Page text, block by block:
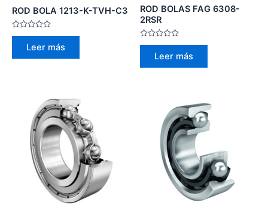
ROD BOLA 1213-K-TVH-C3
Valorado
Leer más
ROD BOLAS FAG 6308-
2RSR
Valorado
Leer más